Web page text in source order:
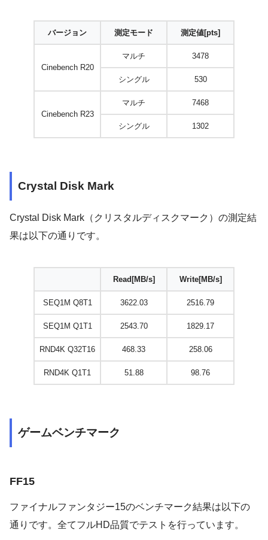
バージョン 測定モード 測定値[pts]
Cinebench R20
マルチ 3478
シングル 530
Cinebench R23
マルチ 7468
シングル 1302
Crystal Disk Mark
Crystal Disk Mark（クリスタルディスクマーク）の測定結
果は以下の通りです。
Read[MB/s] Write[MB/s]
SEQ1M Q8T1 3622.03 2516.79
SEQ1M Q1T1 2543.70 1829.17
RND4K Q32T16 468.33 258.06
RND4K Q1T1 51.88 98.76
ゲームベンチマーク
FF15
ファイナルファンタジー15のベンチマーク結果は以下の
通りです。全てフルHD品質でテストを行っています。